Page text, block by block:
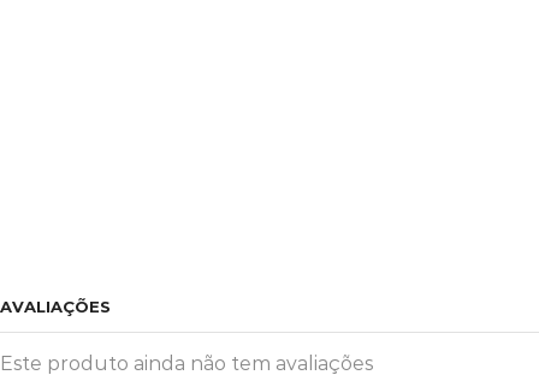
AVALIAÇÕES
Este produto ainda não tem avaliações